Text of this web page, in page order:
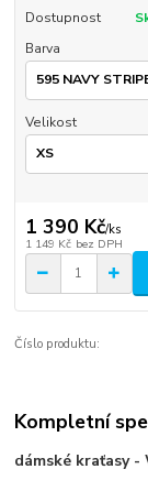
Dostupnost
Barva
Velikost
1 390 Kč/ks
1 149 Kč bez DPH
Číslo produktu:
Kompletní
dámské kraťasy -